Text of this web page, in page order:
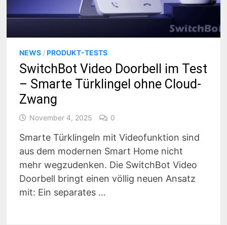
NEWS /PRODUKT-TESTS
SwitchBot Video Doorbell im Test
– Smarte Türklingel ohne Cloud-
Zwang
November 4, 2025 0
Smarte Türklingeln mit Videofunktion sind
aus dem modernen Smart Home nicht
mehr wegzudenken. Die SwitchBot Video
Doorbell bringt einen völlig neuen Ansatz
mit: Ein separates …